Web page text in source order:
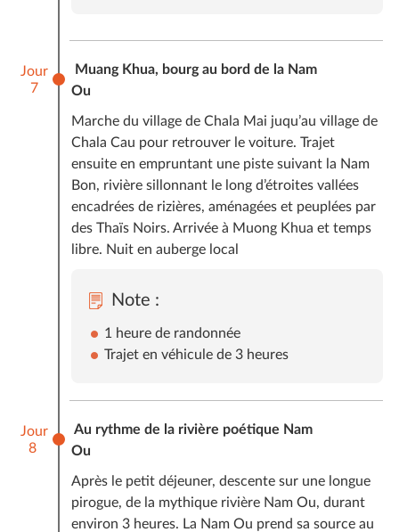
Jour
7
Muang Khua, bourg au bord de la Nam
Ou
Marche du village de Chala Mai juqu’au village de
Chala Cau pour retrouver le voiture. Trajet
ensuite en empruntant une piste suivant la Nam
Bon, rivière sillonnant le long d’étroites vallées
encadrées de rizières, aménagées et peuplées par
des Thaïs Noirs. Arrivée à Muong Khua et temps
libre. Nuit en auberge local
Note :
1 heure de randonnée
Trajet en véhicule de 3 heures
Jour
8
Au rythme de la rivière poétique Nam
Ou
Après le petit déjeuner, descente sur une longue
pirogue, de la mythique rivière Nam Ou, durant
environ 3 heures. La Nam Ou prend sa source au